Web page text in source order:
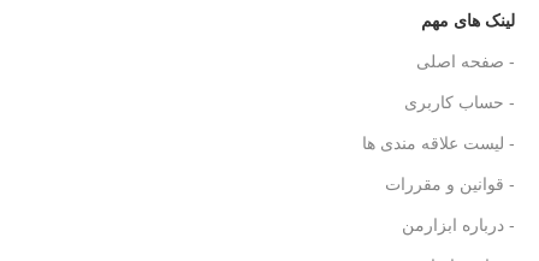
لینک های مهم
- صفحه اصلی
- حساب کاربری
- لیست علاقه مندی ها
- قوانین و مقررات
- درباره ابزارمن